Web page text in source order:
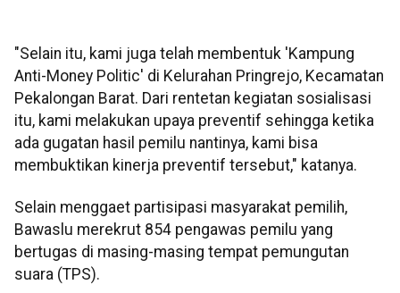
"Selain itu, kami juga telah membentuk 'Kampung
Anti-Money Politic' di Kelurahan Pringrejo, Kecamatan
Pekalongan Barat. Dari rentetan kegiatan sosialisasi
itu, kami melakukan upaya preventif sehingga ketika
ada gugatan hasil pemilu nantinya, kami bisa
membuktikan kinerja preventif tersebut," katanya.
Selain menggaet partisipasi masyarakat pemilih,
Bawaslu merekrut 854 pengawas pemilu yang
bertugas di masing-masing tempat pemungutan
suara (TPS).